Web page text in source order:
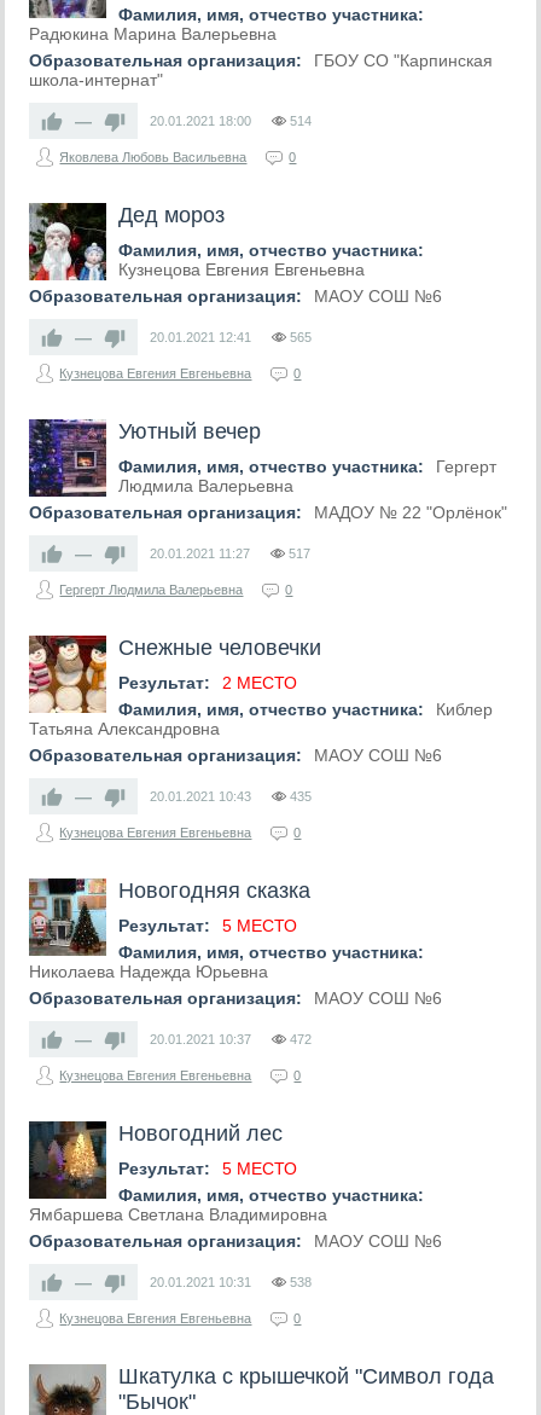
Фамилия, имя, отчество участника:
Радюкина Марина Валерьевна
Образовательная организация:
ГБОУ СО "Карпинская
школа-интернат"
— 20.01.2021 18:00 514
Яковлева Любовь Васильевна 0
Дед мороз
Фамилия, имя, отчество участника:
Кузнецова Евгения Евгеньевна
Образовательная организация:
МАОУ СОШ №6
— 20.01.2021 12:41 565
Кузнецова Евгения Евгеньевна 0
Уютный вечер
Фамилия, имя, отчество участника:
Гергерт
Людмила Валерьевна
Образовательная организация:
МАДОУ № 22 "Орлёнок"
— 20.01.2021 11:27 517
Гергерт Людмила Валерьевна 0
Снежные человечки
Результат:
2 МЕСТО
Фамилия, имя, отчество участника:
Киблер
Татьяна Александровна
Образовательная организация:
МАОУ СОШ №6
— 20.01.2021 10:43 435
Кузнецова Евгения Евгеньевна 0
Новогодняя сказка
Результат:
5 МЕСТО
Фамилия, имя, отчество участника:
Николаева Надежда Юрьевна
Образовательная организация:
МАОУ СОШ №6
— 20.01.2021 10:37 472
Кузнецова Евгения Евгеньевна 0
Новогодний лес
Результат:
5 МЕСТО
Фамилия, имя, отчество участника:
Ямбаршева Светлана Владимировна
Образовательная организация:
МАОУ СОШ №6
— 20.01.2021 10:31 538
Кузнецова Евгения Евгеньевна 0
Шкатулка с крышечкой "Символ года
"Бычок"